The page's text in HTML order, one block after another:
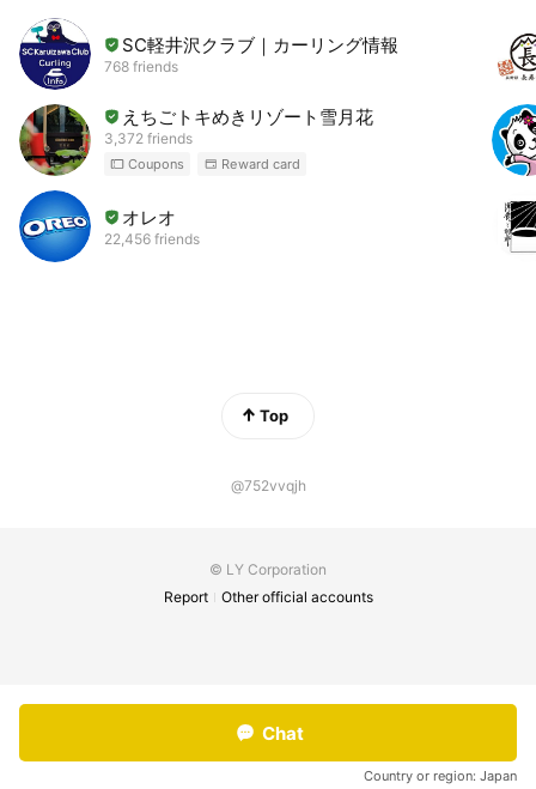
SC軽井沢クラブ｜カーリング情報
768 friends
えちごトキめきリゾート雪月花
3,372 friends
Coupons Reward card
オレオ
22,456 friends
Top
@752vvqjh
© LY Corporation
Report
Other official accounts
Chat
Country or region: Japan